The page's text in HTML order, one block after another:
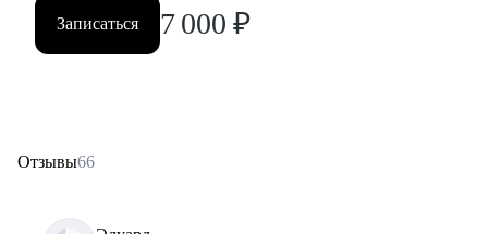
Записаться 7 000 ₽
Отзывы66